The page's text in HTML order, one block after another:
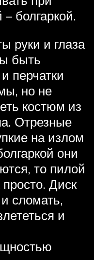
болгаркой.
руки и глаза
быть
перчатки
но не
костюм из
Отрезные
на излом
они
то пилой
просто. Диск
сломать,
и